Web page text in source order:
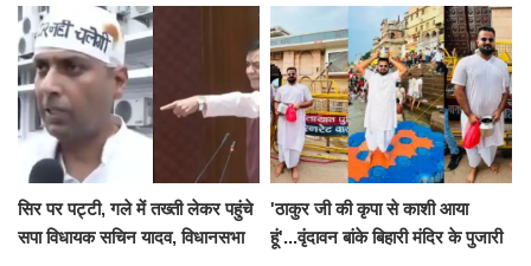
सिर पर पट्टी, गले में तख्ती लेकर पहुंचे
सपा विधायक सचिन यादव, विधानसभा
'ठाकुर जी की कृपा से काशी आया
हूं'...वृंदावन बांके बिहारी मंदिर के पुजारी